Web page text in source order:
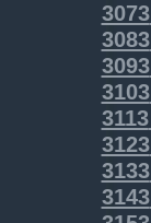
3073
3083
3093
3103
3113
3123
3133
3143